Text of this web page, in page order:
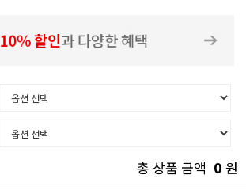
총 상품 금액 0 원